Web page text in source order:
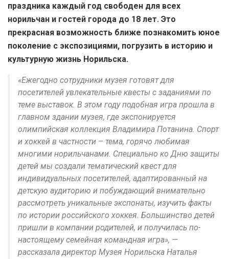
праздника каждый год свободен для всех
норильчан и гостей города до 18 лет. Это
прекрасная возможность ближе познакомить юное
поколение с экспозициями, погрузить в историю и
культурную жизнь Норильска.
«Ежегодно сотрудники музея готовят для
посетителей увлекательные квесты с заданиями по
теме выставок. В этом году подобная игра прошла в
главном здании музея, где экспонируется
олимпийская коллекция Владимира Потанина. Спорт
и хоккей в частности – тема, горячо любимая
многими норильчанами. Специально ко Дню защиты
детей мы создали тематический квест для
индивидуальных посетителей, адаптированный на
детскую аудиторию и побуждающий внимательно
рассмотреть уникальные экспонаты, изучить факты
по истории российского хоккея. Большинство детей
пришли в компании родителей, и получилась по-
настоящему семейная командная игра», —
рассказала директор Музея Норильска Наталья